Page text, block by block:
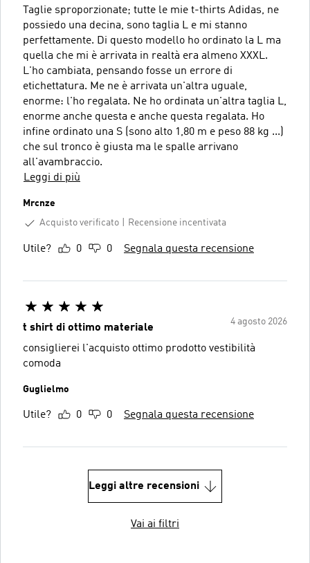
Taglie sproporzionate; tutte le mie t-thirts Adidas, ne
possiedo una decina, sono taglia L e mi stanno
perfettamente. Di questo modello ho ordinato la L ma
quella che mi è arrivata in realtà era almeno XXXL.
L'ho cambiata, pensando fosse un errore di
etichettatura. Me ne è arrivata un'altra uguale,
enorme: l'ho regalata. Ne ho ordinata un'altra taglia L,
enorme anche questa e anche questa regalata. Ho
infine ordinato una S (sono alto 1,80 m e peso 88 kg ...)
che sul tronco è giusta ma le spalle arrivano
all'avambraccio.
Leggi di più
Mrcnze
Acquisto verificato
Recensione incentivata
Utile? 0 0 Segnala questa recensione
4 agosto 2026
t shirt di ottimo materiale
consiglierei l'acquisto ottimo prodotto vestibilità
comoda
Guglielmo
Utile? 0 0 Segnala questa recensione
Leggi altre recensioni
Vai ai filtri